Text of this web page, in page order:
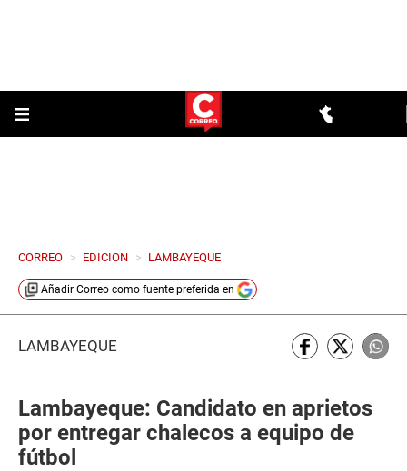
CORREO > EDICION > LAMBAYEQUE
Añadir Correo como fuente preferida en
LAMBAYEQUE
Lambayeque: Candidato en aprietos
por entregar chalecos a equipo de
fútbol